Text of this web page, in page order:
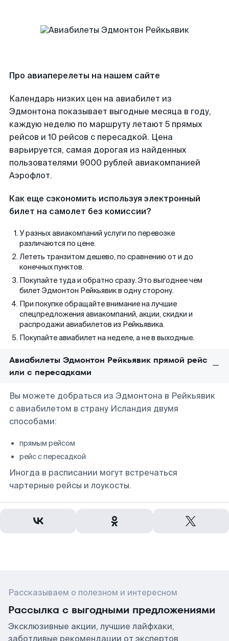
Про авиаперелеты на нашем сайте
Календарь низких цен на авиабилет из
Эдмонтона показывает выгодные месяца в году,
каждую неделю по маршруту летают 5 прямых
рейсов и 10 рейсов с пересадкой. Цена
варьируется, самая дорогая из найденных
пользователями 9000 рублей авиакомпанией
Аэрофлот.
Как еще сэкономить используя электронный
билет на самолет без комиссии?
У разных авиакомпаний услуги по перевозке
различаются по цене.
Лететь транзитом дешево, по сравнению от и до
конечных пунктов.
Покупайте туда и обратно сразу. Это выгоднее чем
билет Эдмонтон Рейкьявик в одну сторону.
При покупке обращайте внимание на лучшие
спецпредложения авиакомпаний, акции, скидки и
распродажи авиабилетов из Рейкьявика.
Покупайте авиабилет на неделе, а не в выходные.
Авиабилеты Эдмонтон Рейкьявик прямой рейс
или с пересадками
Вы можете добраться из Эдмонтона в Рейкьявик
с авиабилетом в страну Исландия двумя
способами:
прямым рейсом
рейс с пересадкой
Иногда в расписании могут встречаться
чартерные рейсы и лоукосты.
Рассказываем о полезном и интересном
Рассылка с выгодными предложениями
Эксклюзивные акции, лучшие лайфхаки,
заботливые рекомендации от экспертов